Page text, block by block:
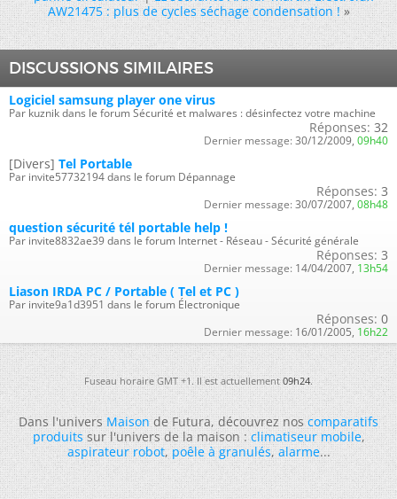
AW21475 : plus de cycles séchage condensation ! »
DISCUSSIONS SIMILAIRES
Logiciel samsung player one virus
Par kuznik dans le forum Sécurité et malwares : désinfectez votre machine
Réponses: 32
Dernier message: 30/12/2009, 09h40
[Divers] Tel Portable
Par invite57732194 dans le forum Dépannage
Réponses: 3
Dernier message: 30/07/2007, 08h48
question sécurité tél portable help !
Par invite8832ae39 dans le forum Internet - Réseau - Sécurité générale
Réponses: 3
Dernier message: 14/04/2007, 13h54
Liason IRDA PC / Portable ( Tel et PC )
Par invite9a1d3951 dans le forum Électronique
Réponses: 0
Dernier message: 16/01/2005, 16h22
Fuseau horaire GMT +1. Il est actuellement09h24.
Dans l'universMaisonde Futura, découvrez noscomparatifs
produitssur l'univers de la maison :climatiseur mobile,
aspirateur robot,poêle à granulés,alarme...